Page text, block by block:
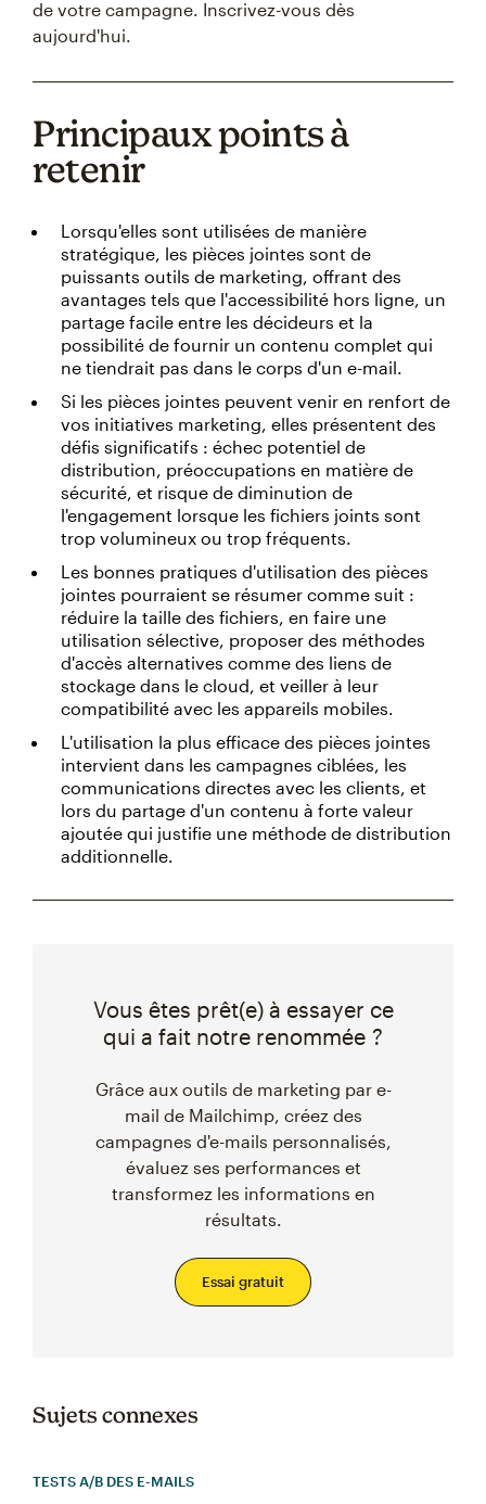
de votre campagne. Inscrivez-vous dès
aujourd'hui.
Principaux points à
retenir
Lorsqu'elles sont utilisées de manière
stratégique, les pièces jointes sont de
puissants outils de marketing, offrant des
avantages tels que l'accessibilité hors ligne, un
partage facile entre les décideurs et la
possibilité de fournir un contenu complet qui
ne tiendrait pas dans le corps d'un e-mail.
Si les pièces jointes peuvent venir en renfort de
vos initiatives marketing, elles présentent des
défis significatifs : échec potentiel de
distribution, préoccupations en matière de
sécurité, et risque de diminution de
l'engagement lorsque les fichiers joints sont
trop volumineux ou trop fréquents.
Les bonnes pratiques d'utilisation des pièces
jointes pourraient se résumer comme suit :
réduire la taille des fichiers, en faire une
utilisation sélective, proposer des méthodes
d'accès alternatives comme des liens de
stockage dans le cloud, et veiller à leur
compatibilité avec les appareils mobiles.
L'utilisation la plus efficace des pièces jointes
intervient dans les campagnes ciblées, les
communications directes avec les clients, et
lors du partage d'un contenu à forte valeur
ajoutée qui justifie une méthode de distribution
additionnelle.
Vous êtes prêt(e) à essayer ce
qui a fait notre renommée ?
Grâce aux outils de marketing par e-
mail de Mailchimp, créez des
campagnes d'e-mails personnalisés,
évaluez ses performances et
transformez les informations en
résultats.
Essai gratuit
Sujets connexes
TESTS A/B DES E-MAILS